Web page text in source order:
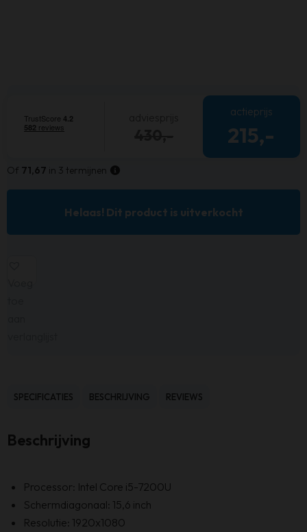
actieprijs
215,-
Of 71,67 in 3 termijnen
Helaas! Dit product is uitverkocht
SPECIFICATIES BESCHRIJVING REVIEWS
Beschrijving
Processor: Intel Core i5-7200U
Schermdiagonaal: 15,6 inch
Resolutie: 1920x1080